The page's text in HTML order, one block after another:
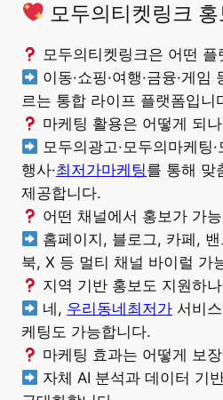
모두의티켓링크 홍
모두의티켓링크은 어떤 플
이동·쇼핑·여행·금융·게
르는 통합 라이프 플랫폼입니
마케팅 활용은 어떻게 되
모두의광고·모두의마케팅
행사·최저가마케팅를 통해 맞
제공합니다.
어떤 채널에서 홍보가 가
홈페이지, 블로그, 카페,
북, X 등 멀티 채널 바이럴 가
지역 기반 홍보도 지원하
네, 우리동네최저가 서비
케팅도 가능합니다.
마케팅 효과는 어떻게 보
자체 AI 분석과 데이터 기